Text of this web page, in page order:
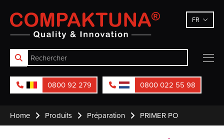
Compaktuna FR
0800 92 279 0800 022 55 98
Home Produits Préparation PRIMER PO